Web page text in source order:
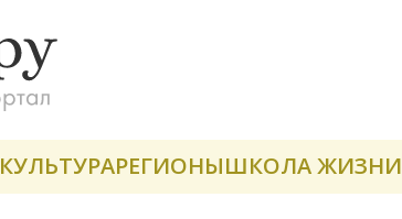
КУЛЬТУРАРЕГИОНЫШКОЛА ЖИЗНИ